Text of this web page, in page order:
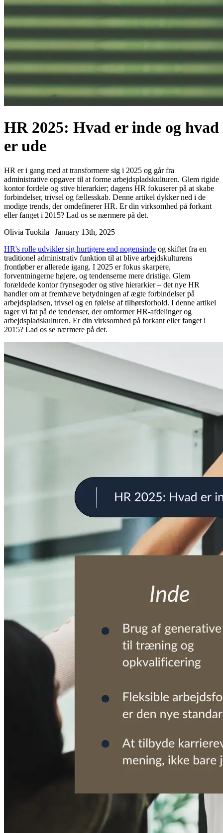
HR 2025: Hvad er inde og hvad
er ude
HR er i gang med at transformere sig i 2025 og går fra
administrative opgaver til at forme arbejdspladskulturen. Glem rigide
kontor fordele og stive hierarkier; dagens HR fokuserer på at skabe
forbindelser, trivsel og fællesskab. Denne artikel dykker ned i de
modige trends, der omdefinerer HR. Er din virksomhed på forkant
eller fanget i 2015? Lad os se nærmere på det.
Olivia Tuokila | January 13th, 2025
HR's rolle udvikler sig hurtigere end nogensinde og skiftet fra en
traditionel administrativ funktion til at blive arbejdskulturens
frontløber er allerede igang. I 2025 er fokus skarpere,
forventningerne højere, og tendenserne mere dristige. Glem
forældede kontor frynsegoder og stive hierarkier – det nye HR
handler om at fremhæve betydningen af ægte forbindelser på
arbejdspladsen, trivsel og en følelse af tilhørsforhold. I denne artikel
tager vi fat på de tendenser, der omformer HR-afdelinger og
arbejdspladskulturen. Er din virksomhed på forkant eller fanget i
2015? Lad os se nærmere på det.